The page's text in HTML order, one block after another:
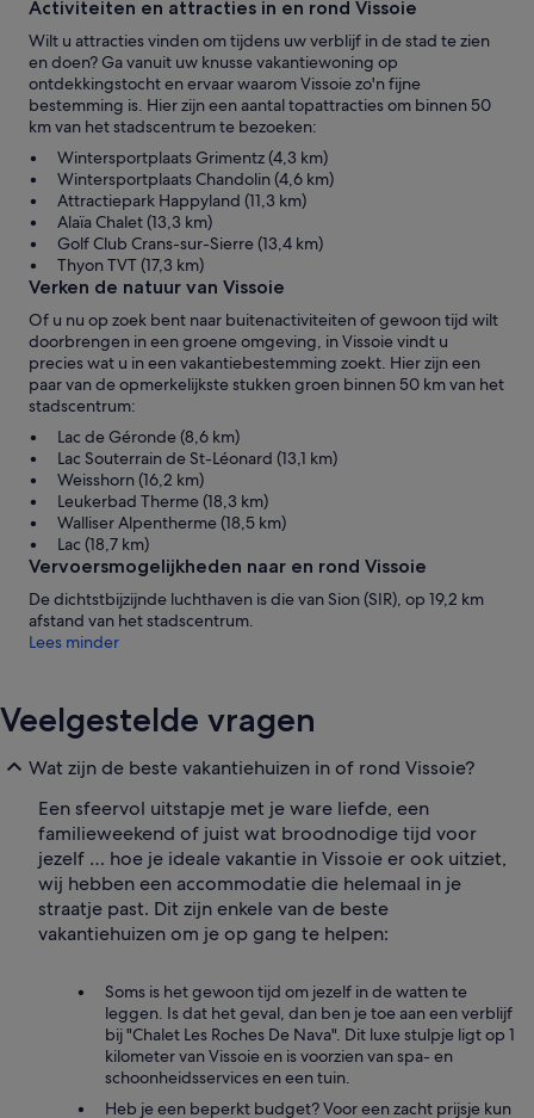
Activiteiten en attracties in en rond Vissoie
Wilt u attracties vinden om tijdens uw verblijf in de stad te zien
en doen? Ga vanuit uw knusse vakantiewoning op
ontdekkingstocht en ervaar waarom Vissoie zo'n fijne
bestemming is. Hier zijn een aantal topattracties om binnen 50
km van het stadscentrum te bezoeken:
Wintersportplaats Grimentz (4,3 km)
Wintersportplaats Chandolin (4,6 km)
Attractiepark Happyland (11,3 km)
Alaïa Chalet (13,3 km)
Golf Club Crans-sur-Sierre (13,4 km)
Thyon TVT (17,3 km)
Verken de natuur van Vissoie
Of u nu op zoek bent naar buitenactiviteiten of gewoon tijd wilt
doorbrengen in een groene omgeving, in Vissoie vindt u
precies wat u in een vakantiebestemming zoekt. Hier zijn een
paar van de opmerkelijkste stukken groen binnen 50 km van het
stadscentrum:
Lac de Géronde (8,6 km)
Lac Souterrain de St-Léonard (13,1 km)
Weisshorn (16,2 km)
Leukerbad Therme (18,3 km)
Walliser Alpentherme (18,5 km)
Lac (18,7 km)
Vervoersmogelijkheden naar en rond Vissoie
De dichtstbijzijnde luchthaven is die van Sion (SIR), op 19,2 km
afstand van het stadscentrum.
Lees minder
Veelgestelde vragen
Wat zijn de beste vakantiehuizen in of rond Vissoie?
Een sfeervol uitstapje met je ware liefde, een
familieweekend of juist wat broodnodige tijd voor
jezelf … hoe je ideale vakantie in Vissoie er ook uitziet,
wij hebben een accommodatie die helemaal in je
straatje past. Dit zijn enkele van de beste
vakantiehuizen om je op gang te helpen:
Soms is het gewoon tijd om jezelf in de watten te
leggen. Is dat het geval, dan ben je toe aan een verblijf
bij "Chalet Les Roches De Nava". Dit luxe stulpje ligt op 1
kilometer van Vissoie en is voorzien van spa- en
schoonheidsservices en een tuin.
Heb je een beperkt budget? Voor een zacht prijsje kun